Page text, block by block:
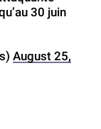
30 juin
August 25,